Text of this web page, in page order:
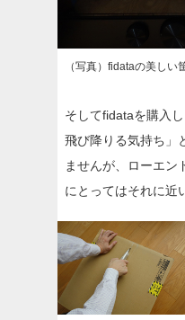
（写真）fidataの美しい
そしてfidataを購入
飛び降りる気持ち」
ませんが、ローエン
にとってはそれに近